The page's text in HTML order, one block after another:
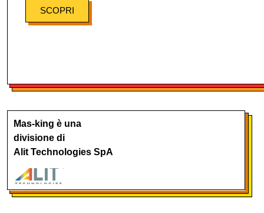
SCOPRI
Mas-king è una
divisione di
Alit Technologies SpA